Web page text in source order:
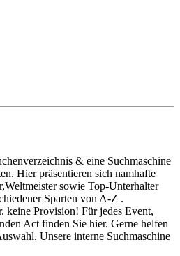
& eine Suchmaschine
Hier präsentieren sich namhafte
sowie Top-Unterhalter
Sparten von A-Z .
keine Provision! Für jedes Event,
Act finden Sie hier. Gerne helfen
Unsere interne Suchmaschine